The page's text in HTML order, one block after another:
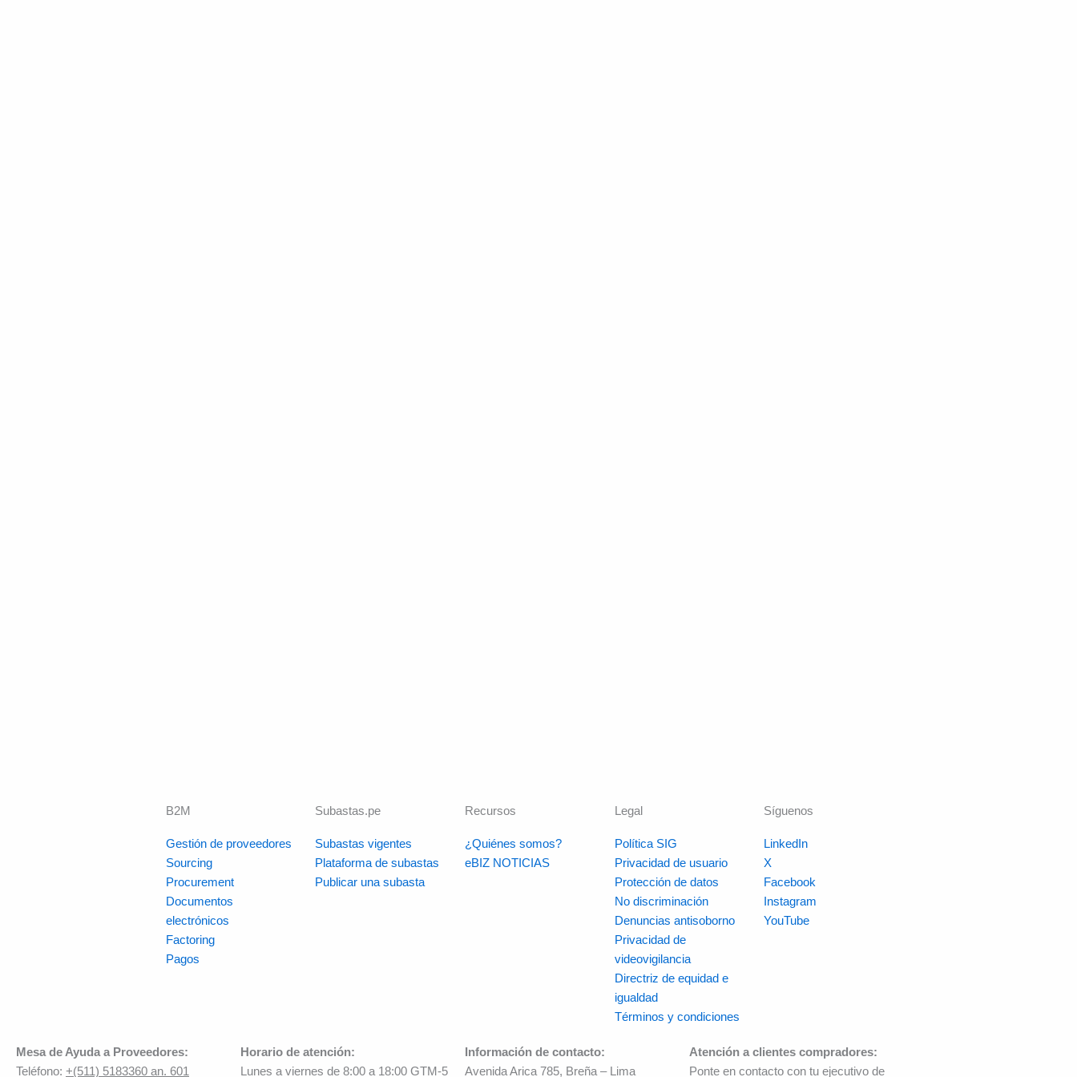
B2M
Gestión de proveedores
Sourcing
Procurement
Documentos
electrónicos
Factoring
Pagos
Subastas.pe
Subastas vigentes
Plataforma de subastas
Publicar una subasta
Recursos
¿Quiénes somos?
eBIZ NOTICIAS
Legal
Política SIG
Privacidad de usuario
Protección de datos
No discriminación
Denuncias antisoborno
Privacidad de
videovigilancia
Directriz de equidad e
igualdad
Términos y condiciones
Síguenos
LinkedIn
X
Facebook
Instagram
YouTube
Mesa de Ayuda a Proveedores:
Teléfono: +(511) 5183360 an. 601
Horario de atención:
Lunes a viernes de 8:00 a 18:00 GTM-5
Información de contacto:
Avenida Arica 785, Breña – Lima
Atención a clientes compradores:
Ponte en contacto con tu ejecutivo de